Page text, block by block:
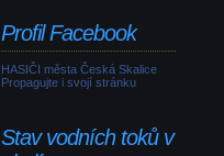
Profil Facebook
HASIČI města Česká Skalice
Propagujte i svojí stránku
Stav vodních toků v